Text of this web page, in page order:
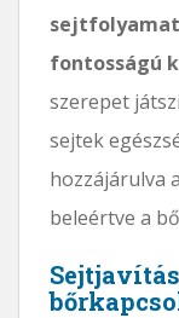
fontosságú
szerepet
sejtek
hozzájárulva
beleértve a